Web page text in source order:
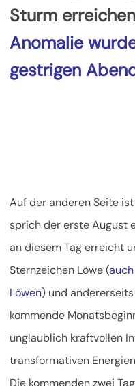
Sturm
Anomalie
gestrigen
Auf der anderen Seite
sprich der erste August
an diesem Tag erreicht
Sternzeichen Löwe (
Löwen) und
kommende
unglaublich kraftvollen
transformativen
Die kommenden zwei